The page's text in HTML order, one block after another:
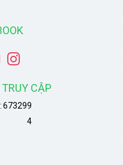
CẬP
673299
4